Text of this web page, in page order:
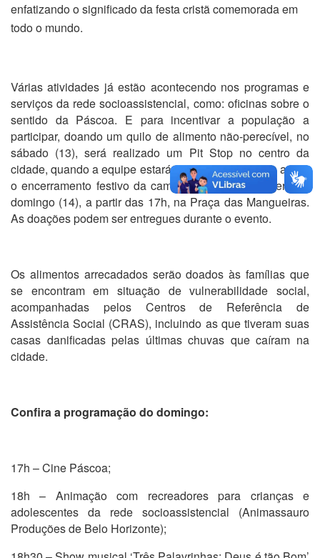
enfatizando o significado da festa cristã comemorada em
todo o mundo.
Várias atividades já estão acontecendo nos programas e
serviços da rede socioassistencial, como: oficinas sobre o
sentido da Páscoa. E para incentivar a população a
participar, doando um quilo de alimento não-perecível, no
sábado (13), será realizado um Pit Stop no centro da
cidade, quando a equipe estará reforçando o convite apara
o encerramento festivo da campanha, que acontecerá no
domingo (14), a partir das 17h, na Praça das Mangueiras.
As doações podem ser entregues durante o evento.
Os alimentos arrecadados serão doados às famílias que
se encontram em situação de vulnerabilidade social,
acompanhadas pelos Centros de Referência de
Assistência Social (CRAS), incluindo as que tiveram suas
casas danificadas pelas últimas chuvas que caíram na
cidade.
Confira a programação do domingo:
17h – Cine Páscoa;
18h – Animação com recreadores para crianças e
adolescentes da rede socioassistencial (Animassauro
Produções de Belo Horizonte);